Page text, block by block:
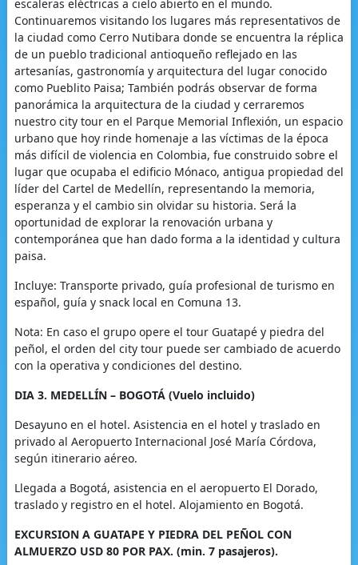
escaleras eléctricas a cielo abierto en el mundo.
Continuaremos visitando los lugares más representativos de
la ciudad como Cerro Nutibara donde se encuentra la réplica
de un pueblo tradicional antioqueño reflejado en las
artesanías, gastronomía y arquitectura del lugar conocido
como Pueblito Paisa; También podrás observar de forma
panorámica la arquitectura de la ciudad y cerraremos
nuestro city tour en el Parque Memorial Inflexión, un espacio
urbano que hoy rinde homenaje a las víctimas de la época
más difícil de violencia en Colombia, fue construido sobre el
lugar que ocupaba el edificio Mónaco, antigua propiedad del
líder del Cartel de Medellín, representando la memoria,
esperanza y el cambio sin olvidar su historia. Será la
oportunidad de explorar la renovación urbana y
contemporánea que han dado forma a la identidad y cultura
paisa.
Incluye: Transporte privado, guía profesional de turismo en
español, guía y snack local en Comuna 13.
Nota: En caso el grupo opere el tour Guatapé y piedra del
peñol, el orden del city tour puede ser cambiado de acuerdo
con la operativa y condiciones del destino.
DIA 3. MEDELLÍN – BOGOTÁ (Vuelo incluido)
Desayuno en el hotel. Asistencia en el hotel y traslado en
privado al Aeropuerto Internacional José María Córdova,
según itinerario aéreo.
Llegada a Bogotá, asistencia en el aeropuerto El Dorado,
traslado y registro en el hotel. Alojamiento en Bogotá.
EXCURSION A GUATAPE Y PIEDRA DEL PEÑOL CON
ALMUERZO USD 80 POR PAX. (min. 7 pasajeros).